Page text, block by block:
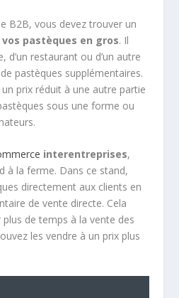
B2B, vous devez trouver un
pastèques en gros. Il
d’un restaurant ou d’un autre
pastèques supplémentaires.
prix réduit à une autre partie
sous une forme ou
interentreprises,
à la ferme. Dans ce stand,
directement aux clients en
de vente directe. Cela
de temps à la vente des
les vendre à un prix plus